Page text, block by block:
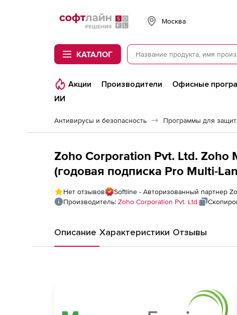
Softline
Москва
КАТАЛОГ
Акции Производители Офисные
ИИ
Антивирусы и безопасность Программы для
Zoho Corporation Pvt. Ltd. Zoho
(годовая подписка Pro Multi-
- Add-on
Нет отзывов
Softline - Авторизованный партнер
Производитель: Zoho Corporation Pvt. Ltd.
Описание Характеристики Отзывы